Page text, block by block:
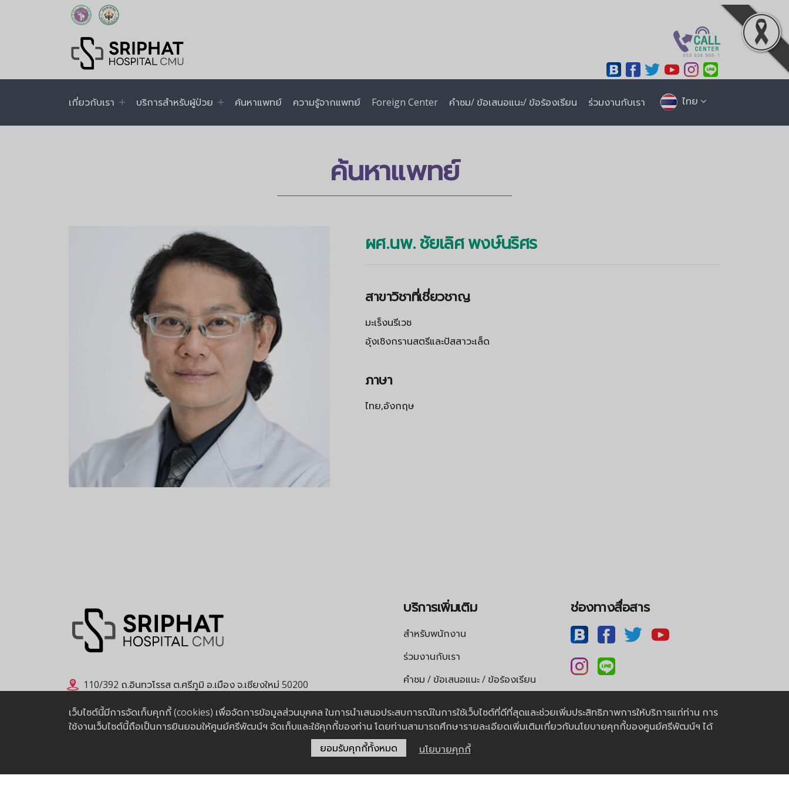
เกี่ยวกับเรา บริการสำหรับผู้ป่วย ค้นหาแพทย์ ความรู้จากแพทย์ Foreign Center คำชม/ ข้อเสนอแนะ/ ข้อร้องเรียน ร่วมงานกับเรา ไทย
ค้นหาแพทย์
ผศ.นพ. ชัยเลิศ พงษ์นริศร
สาขาวิชาที่เชี่ยวชาญ
มะเร็งนรีเวช
อุ้งเชิงกรานสตรีและปัสสาวะเล็ด
ภาษา
ไทย,อังกฤษ
110/392 ถ.อินทวโรรส ต.ศรีภูมิ อ.เมือง จ.เชียงใหม่ 50200
053-936900, 053-936901, 065-4724657หรือ 065-4724658
บริการเพิ่มเติม
สำหรับพนักงาน
ร่วมงานกับเรา
คำชม / ข้อเสนอแนะ / ข้อร้องเรียน
ช่องทางสื่อสาร
นโยบายความเป็นส่วนตัว |นโยบายคุกกี้
เว็บไซต์นี้มีการจัดเก็บคุกกี้ (cookies) เพื่อจัดการข้อมูลส่วนบุคคล ในการนำเสนอประสบการณ์ในการใช้เว็บไซต์ที่ดีที่สุดและช่วยเพิ่มประสิทธิภาพการให้บริการแก่ท่าน การ
ใช้งานเว็บไซต์นี้ถือเป็นการยินยอมให้ศูนย์ศรีพัฒน์ฯ จัดเก็บและใช้คุกกี้ของท่าน โดยท่านสามารถศึกษารายละเอียดเพิ่มเติมเกี่ยวกับนโยบายคุกกี้ของศูนย์ศรีพัฒน์ฯ ได้
ยอมรับคุกกี้ทั้งหมด
นโยบายคุกกี้